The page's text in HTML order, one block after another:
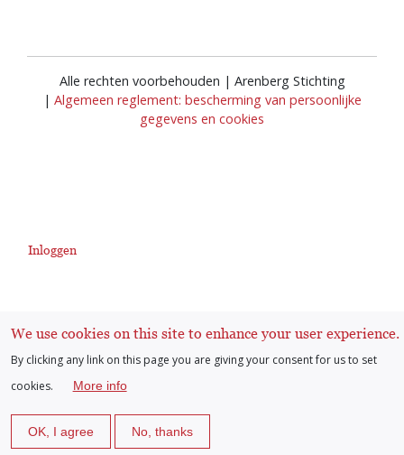
Alle rechten voorbehouden | Arenberg Stichting
| Algemeen reglement: bescherming van persoonlijke
gegevens en cookies
User
menu
Inloggen
We use cookies on this site to enhance your user experience.
By clicking any link on this page you are giving your consent for us to set
cookies.
More info
OK, I agree No, thanks